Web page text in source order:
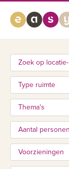
Zoek op
Type ruimte
Thema's
Aantal personen
Voorzieningen